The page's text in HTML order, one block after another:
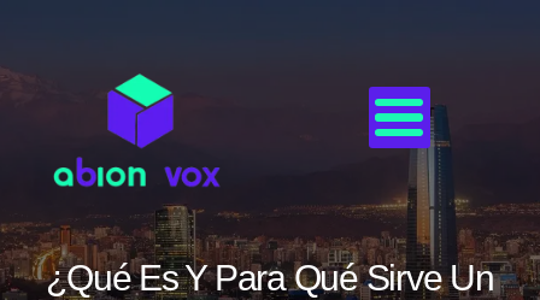
¿Qué Es Y Para Qué Sirve Un